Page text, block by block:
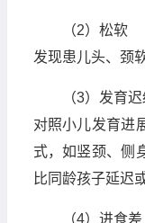
（2）松软
发现患儿头、颈
（3）发育
对照小儿发育进
式，如竖颈、侧
比同龄孩子延迟
（4）进食差